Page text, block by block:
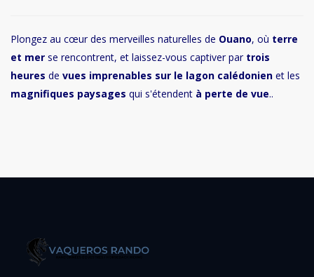
Plongez au cœur des merveilles naturelles de Ouano, où terre
et mer se rencontrent, et laissez-vous captiver partrois
heures de vues imprenables sur le lagon calédonien et les
magnifiques paysages qui s'étendent à perte de vue..